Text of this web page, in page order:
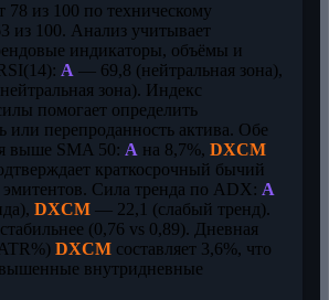
78 из 100 по техническому
из 100. Анализ учитывает
индикаторы, объёмы и
A — 69,8 (нейтральная зона),
зона). Индекс
помогает определить
или перепроданность актива. Обе
выше SMA 50: A на 8,7%, DXCM
краткосрочный бычий
эмитентов. Сила тренда по ADX: A
DXCM — 22,1 (слабый тренд).
стабильнее (0,76 vs 0,89). Дневная
DXCM составляет 3,6%, что
внутридневные